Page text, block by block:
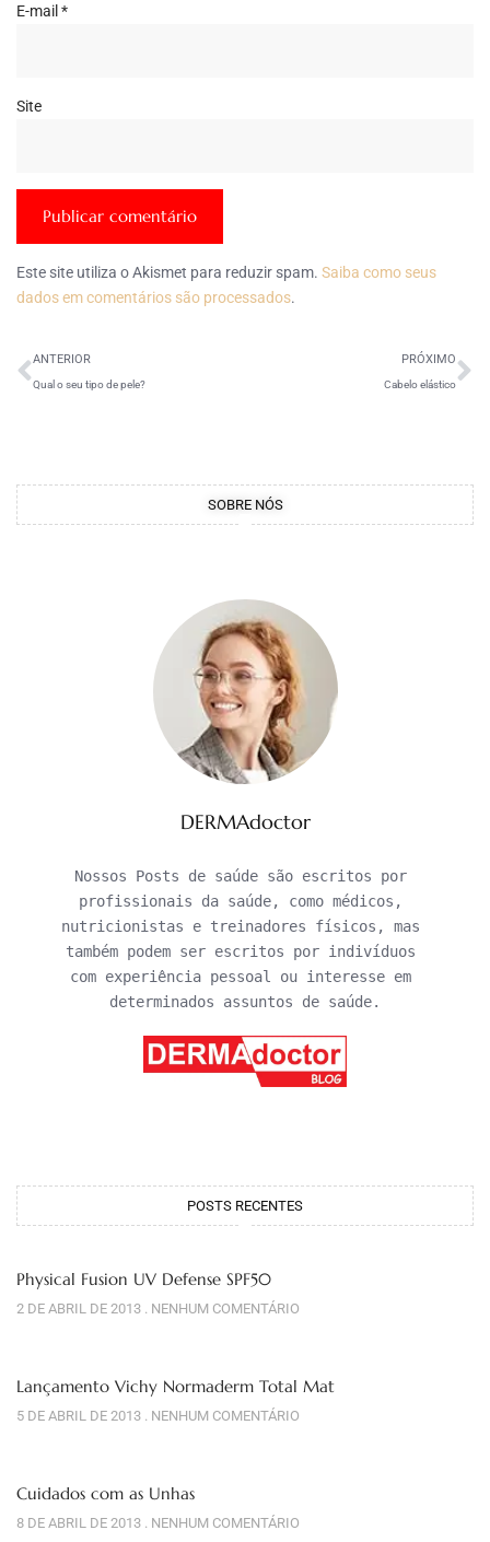
E-mail *
Site
Este site utiliza o Akismet para reduzir spam. Saiba como seus
dados em comentários são processados.
ANTERIOR
Qual o seu tipo de pele?
PRÓXIMO
Cabelo elástico
SOBRE NÓS
DERMAdoctor
Nossos Posts de saúde são escritos por
profissionais da saúde, como médicos,
nutricionistas e treinadores físicos, mas
também podem ser escritos por indivíduos
com experiência pessoal ou interesse em
determinados assuntos de saúde.
POSTS RECENTES
Physical Fusion UV Defense SPF50
2 DE ABRIL DE 2013 NENHUM COMENTÁRIO
Lançamento Vichy Normaderm Total Mat
5 DE ABRIL DE 2013 NENHUM COMENTÁRIO
Cuidados com as Unhas
8 DE ABRIL DE 2013 NENHUM COMENTÁRIO